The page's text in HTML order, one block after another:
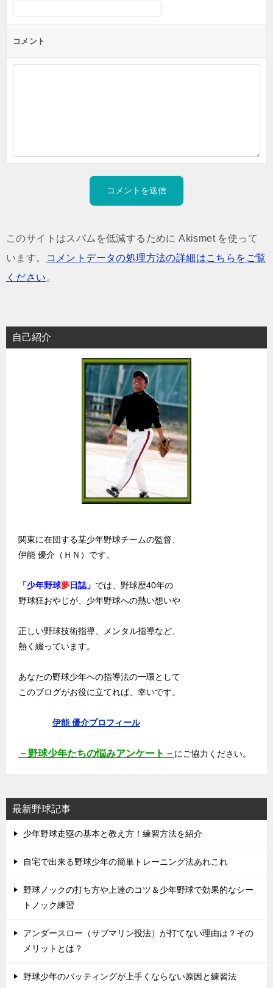
コメント
このサイトはスパムを低減するために Akismet を使って
います。
コメントデータの処理方法の詳細はこちらをご覧
ください 。
自己紹介
関東に在団する某少年野球チームの監督、
伊能 優介（ＨＮ）です。
「少年野球夢日誌」 では、野球歴40年の
野球狂おやじが、少年野球への熱い想いや
正しい野球技術指導、メンタル指導など、
熱く綴っています。
あなたの野球少年への指導法の一環として
このブログがお役に立てれば、幸いです。
伊能 優介プロフィール
－野球少年たちの悩みアンケート－ にご協力ください。
最新野球記事
少年野球走塁の基本と教え方！練習方法を紹介
自宅で出来る野球少年の簡単トレーニング法あれこれ
野球ノックの打ち方や上達のコツ＆少年野球で効果的なシー
トノック練習
アンダースロー（サブマリン投法）が打てない理由は？その
メリットとは？
野球少年のバッティングが上手くならない原因と練習法